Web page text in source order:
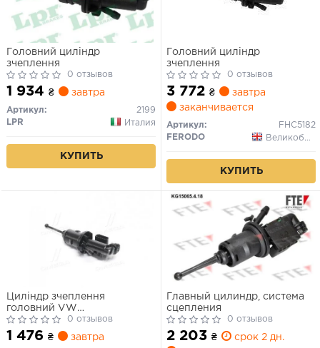
Головний циліндр
зчеплення
0 отзывов
1 934 ₴ завтра
Артикул:
2199
LPR
Италия
КУПИТЬ
Головний циліндр
зчеплення
0 отзывов
3 772 ₴
завтра
заканчивается
Артикул:
FHC5182
FERODO
Великобритания
КУПИТЬ
Циліндр зчеплення
головний VW
Caddy/Jetta/Golf 04-
0 отзывов
1 476 ₴ завтра
Главный цилиндр, система
сцепления
0 отзывов
2 203 ₴
срок 2 дн.